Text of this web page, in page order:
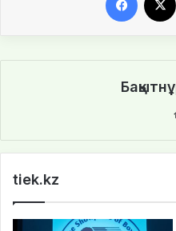
tiek.kz